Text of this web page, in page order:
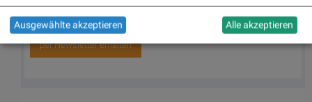
Infos über neue Financial Literacy Audio Files für die Runplugged App
(kostenfrei downloaden über
http://runplugged.com/spreadit)
per Newsletter erhalten
Ausgewählte akzeptieren Alle akzeptieren